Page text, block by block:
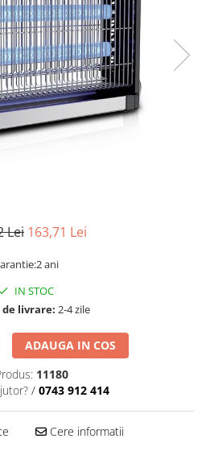
Lei 163,71 Lei
ani
IN STOC
livrare: 2-4 zile
ADAUGA IN COS
11180
/ 0743 912 414
Cere informatii